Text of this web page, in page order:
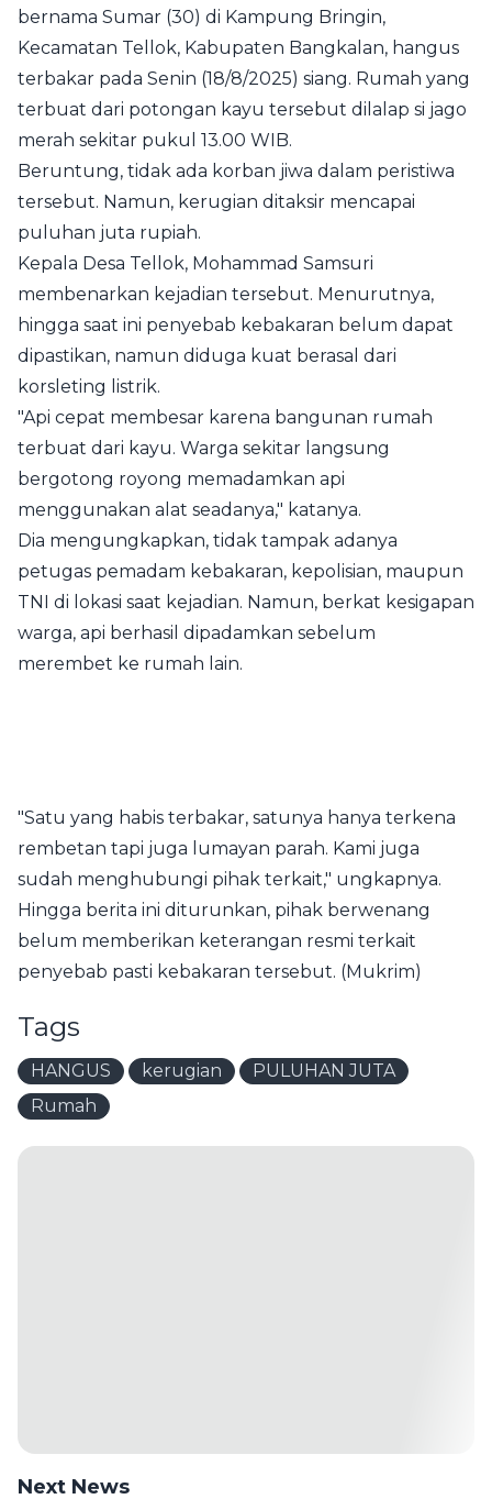
bernama Sumar (30) di Kampung Bringin,
Kecamatan Tellok, Kabupaten Bangkalan, hangus
terbakar pada Senin (18/8/2025) siang. Rumah yang
terbuat dari potongan kayu tersebut dilalap si jago
merah sekitar pukul 13.00 WIB.
Beruntung, tidak ada korban jiwa dalam peristiwa
tersebut. Namun, kerugian ditaksir mencapai
puluhan juta rupiah.
Kepala Desa Tellok, Mohammad Samsuri
membenarkan kejadian tersebut. Menurutnya,
hingga saat ini penyebab kebakaran belum dapat
dipastikan, namun diduga kuat berasal dari
korsleting listrik.
"Api cepat membesar karena bangunan rumah
terbuat dari kayu. Warga sekitar langsung
bergotong royong memadamkan api
menggunakan alat seadanya," katanya.
Dia mengungkapkan, tidak tampak adanya
petugas pemadam kebakaran, kepolisian, maupun
TNI di lokasi saat kejadian. Namun, berkat kesigapan
warga, api berhasil dipadamkan sebelum
merembet ke rumah lain.
"Satu yang habis terbakar, satunya hanya terkena
rembetan tapi juga lumayan parah. Kami juga
sudah menghubungi pihak terkait," ungkapnya.
Hingga berita ini diturunkan, pihak berwenang
belum memberikan keterangan resmi terkait
penyebab pasti kebakaran tersebut. (Mukrim)
Tags
HANGUS kerugian
PULUHAN JUTA
Rumah
Next News